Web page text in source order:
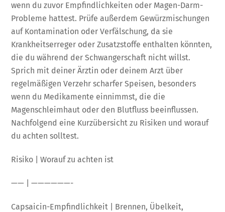
wenn du zuvor Empfindlichkeiten oder Magen-Darm-
Probleme hattest. Prüfe außerdem Gewürzmischungen
auf Kontamination oder Verfälschung, da sie
Krankheitserreger oder Zusatzstoffe enthalten könnten,
die du während der Schwangerschaft nicht willst.
Sprich mit deiner Ärztin oder deinem Arzt über
regelmäßigen Verzehr scharfer Speisen, besonders
wenn du Medikamente einnimmst, die die
Magenschleimhaut oder den Blutfluss beeinflussen.
Nachfolgend eine Kurzübersicht zu Risiken und worauf
du achten solltest.
Risiko | Worauf zu achten ist
—— | ——————-
Capsaicin-Empfindlichkeit | Brennen, Übelkeit,